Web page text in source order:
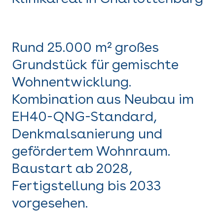
Rund 25.000 m² großes
Grundstück für gemischte
Wohnentwicklung.
Kombination aus Neubau im
EH40-QNG-Standard,
Denkmalsanierung und
gefördertem Wohnraum.
Baustart ab 2028,
Fertigstellung bis 2033
vorgesehen.